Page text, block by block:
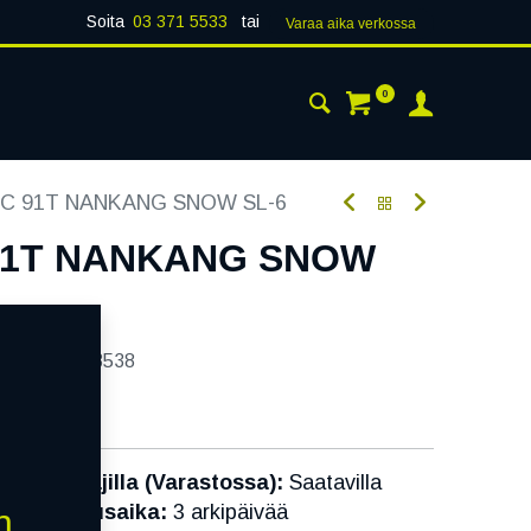
Soita 03 371 5533 tai Varaa aika verk​​​​ossa
0
91T NANKANG SNOW SL-6
NANKANG SNOW
233538
Toimittajilla (Varastossa): Saatavilla
Toimitusaika: 3 arkipäivää